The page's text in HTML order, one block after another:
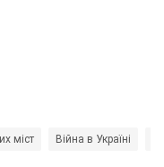
міст Війна в Україні